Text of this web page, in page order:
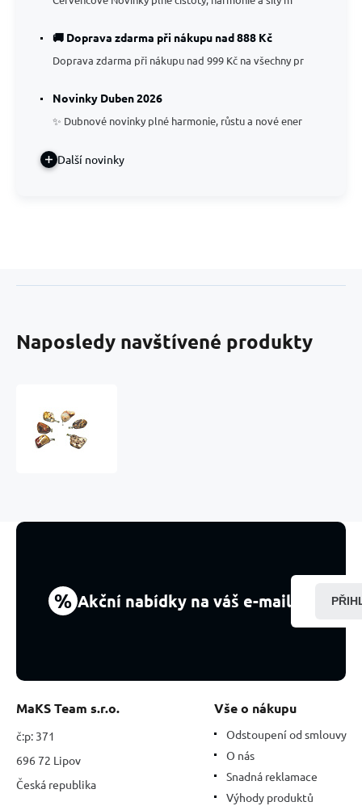
🚚 Doprava zdarma při nákupu nad 888 Kč
Doprava zdarma při nákupu nad 999 Kč na všechny pr
Novinky Duben 2026
✨ Dubnové novinky plné harmonie, růstu a nové ener
Další novinky
Naposledy navštívené produkty
cca
kus,
kámen
% Akční nabídky na váš e-mail
MaKS Team s.r.o.
č:p: 371
696 72 Lipov
Česká republika
Vše o nákupu
Odstoupení od smlouvy
O nás
Snadná reklamace
Výhody produktů